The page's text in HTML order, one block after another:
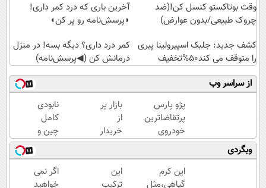
وقت بوتاکستو کنسل کن!(ضد
چروک طبیعی/بدون عوارض)
آخرین باری که درد کمر داری!
◗پرسش‌نامه رو پر کن◖
کشف جدید: جلبک اسپیرولینا پیری
را متوقف می کند50%تخفیف
کمر درد داری؟ دیگه بسه! در منزل
درمانش کن (◀پرسش‌نامه)
از سراسر وب
پژو پارس
پرتقاضاترین
خودروی
ایران | برای
فروشش
فرصت رو از
دست نده!
بازار پر
از
خریدار
جک
S3 /
ماشینتو
به
نابودی
کامل
چین و
چروک
با کرم
آلمانی۴۰٪تخفیف
وبگردی
این کرم
گیاهی،مثل
این
ترکیب
اگر نمی
خواهید